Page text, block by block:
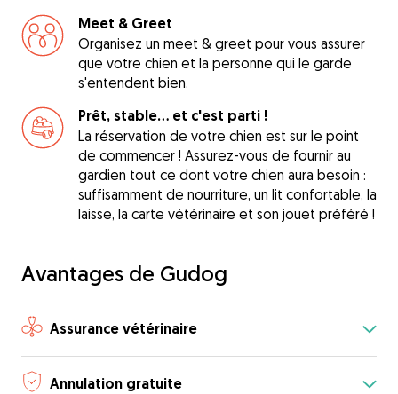
Meet & Greet
Organisez un meet & greet pour vous assurer
que votre chien et la personne qui le garde
s'entendent bien.
Prêt, stable... et c'est parti !
La réservation de votre chien est sur le point
de commencer ! Assurez-vous de fournir au
gardien tout ce dont votre chien aura besoin :
suffisamment de nourriture, un lit confortable, la
laisse, la carte vétérinaire et son jouet préféré !
Avantages de Gudog
Assurance vétérinaire
Annulation gratuite